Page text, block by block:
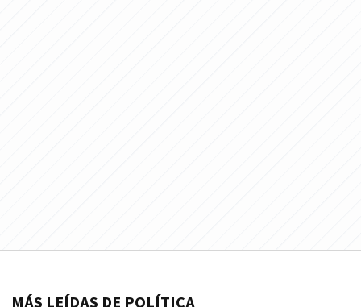
MÁS LEÍDAS DE POLÍTICA